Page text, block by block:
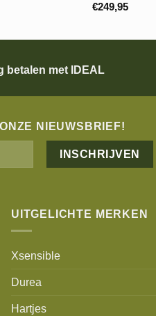
€249,95
betalen met IDEAL
NIEUWSBRIEF!
UITGELICHTE MERKEN
Xsensible
Durea
Hartjes